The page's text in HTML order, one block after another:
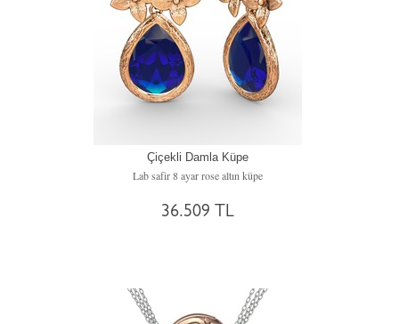
Çiçekli Damla Küpe
Lab safir 8 ayar rose altın küpe
36.509 TL